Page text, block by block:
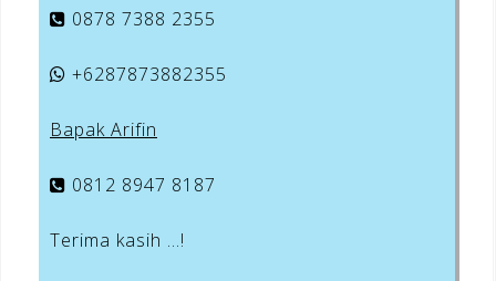
0878 7388 2355
+6287873882355
Bapak Arifin
0812 8947 8187
Terima kasih …!